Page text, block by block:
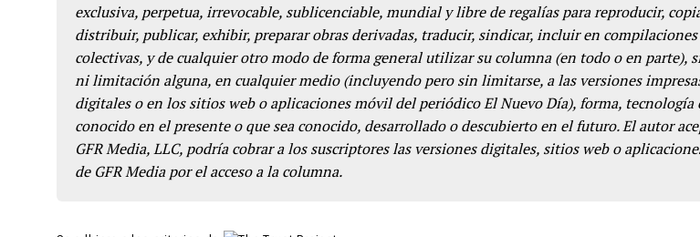
exclusiva, perpetua, irrevocable, sublicenciable, mundial y libre de regalías para reproducir,
distribuir, publicar, exhibir, preparar obras derivadas, traducir, sindicar, incluir en compilaciones
colectivas, y de cualquier otro modo de forma general utilizar su columna (en todo o en parte),
ni limitación alguna, en cualquier medio (incluyendo pero sin limitarse, a las versiones
digitales o en los sitios web o aplicaciones móvil del periódico El Nuevo Día), forma, tecnología
conocido en el presente o que sea conocido, desarrollado o descubierto en el futuro. El autor
GFR Media, LLC, podría cobrar a los suscriptores las versiones digitales, sitios web o
de GFR Media por el acceso a la columna.